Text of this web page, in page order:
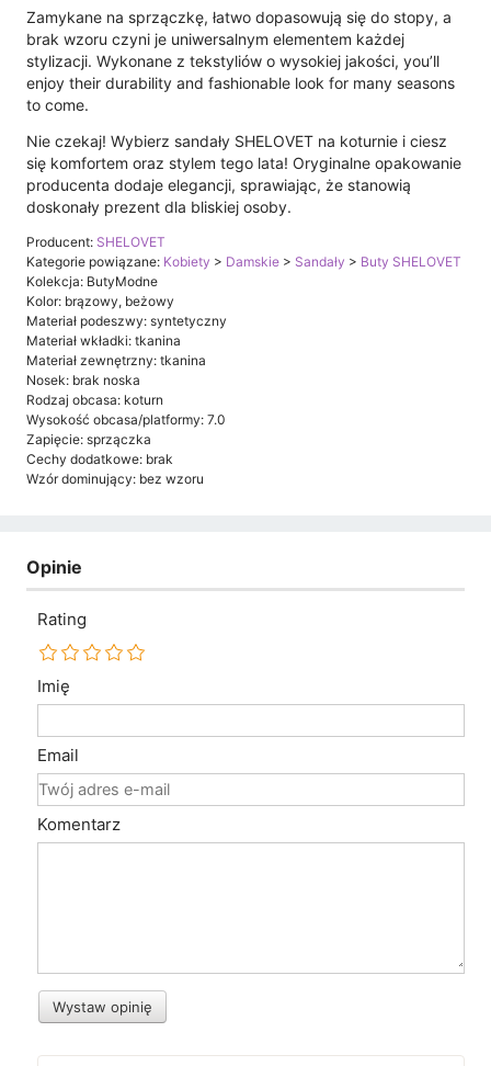
Zamykane na sprzączkę, łatwo dopasowują się do stopy, a
brak wzoru czyni je uniwersalnym elementem każdej
stylizacji. Wykonane z tekstyliów o wysokiej jakości, you’ll
enjoy their durability and fashionable look for many seasons
to come.
Nie czekaj! Wybierz sandały SHELOVET na koturnie i ciesz
się komfortem oraz stylem tego lata! Oryginalne opakowanie
producenta dodaje elegancji, sprawiając, że stanowią
doskonały prezent dla bliskiej osoby.
Producent: SHELOVET
Kategorie powiązane: Kobiety > Damskie > Sandały > Buty SHELOVET
Kolekcja: ButyModne
Kolor: brązowy, beżowy
Materiał podeszwy: syntetyczny
Materiał wkładki: tkanina
Materiał zewnętrzny: tkanina
Nosek: brak noska
Rodzaj obcasa: koturn
Wysokość obcasa/platformy: 7.0
Zapięcie: sprzączka
Cechy dodatkowe: brak
Wzór dominujący: bez wzoru
Opinie
Rating
Imię
Email
Komentarz
Wystaw opinię